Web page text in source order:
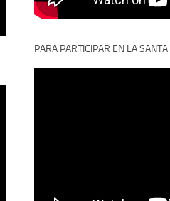
PARA PARTICIPAR EN LA